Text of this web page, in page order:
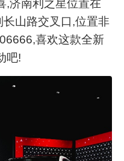
,济南利之星位置在
山路交叉口,位置非
,喜欢这款全新
吧!